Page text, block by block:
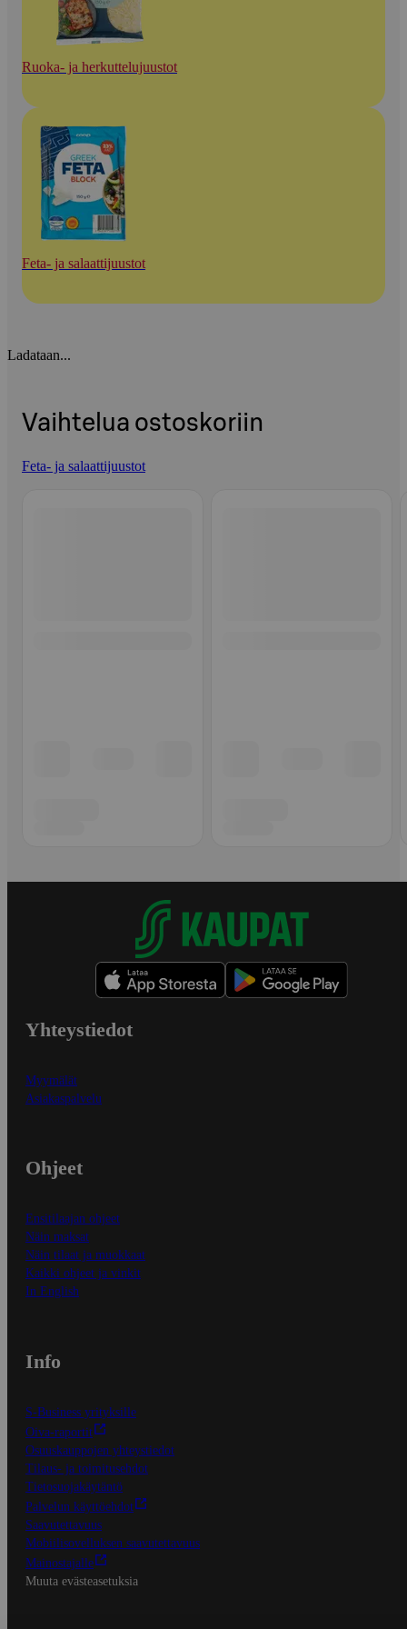
Ruoka- ja herkuttelujuustot
Feta- ja salaattijuustot
Ladataan...
Vaihtelua ostoskoriin
Feta- ja salaattijuustot
Yhteystiedot
Myymälät
Asiakaspalvelu
Ohjeet
Ensitilaajan ohjeet
Näin maksat
Näin tilaat ja muokkaat
Kaikki ohjeet ja vinkit
In English
Info
S-Business yrityksille
Oiva-raportit
Osuuskauppojen yhteystiedot
Tilaus- ja toimitusehdot
Tietosuojakäytäntö
Palvelun käyttöehdot
Saavutettavuus
Mobiilisovelluksen saavutettavuus
Mainostajalle
Muuta evästeasetuksia